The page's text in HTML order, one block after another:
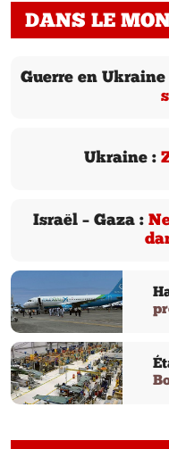
DANS LE
Guerre en Ukraine
Ukraine :
Israël – Gaza :